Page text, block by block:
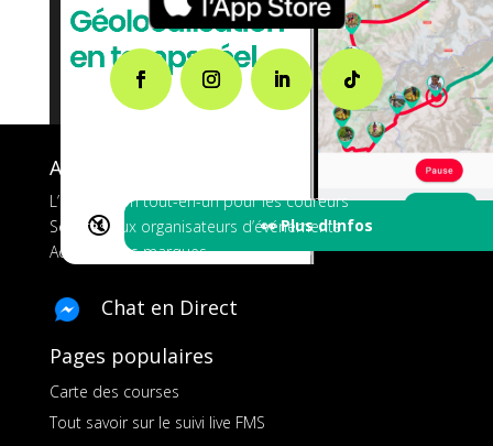
🔇 👀 Plus d'Infos
A propos de FMS
L’application tout-en-un pour les coureurs
Services aux organisateurs d’événements
Ads pour les marques
Chat en Direct
Pages populaires
Carte des courses
Tout savoir sur le suivi live FMS